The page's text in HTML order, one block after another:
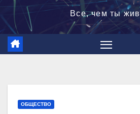
Все, чем ты
ОБЩЕСТВО